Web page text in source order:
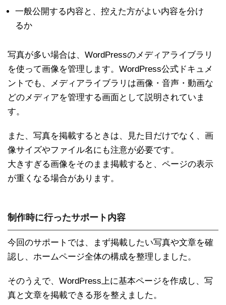
一般公開する内容と、控えた方がよい内容を分け
るか
写真が多い場合は、WordPressのメディアライブラリ
を使って画像を管理します。WordPress公式ドキュメ
ントでも、メディアライブラリは画像・音声・動画な
どのメディアを管理する画面として説明されていま
す。
また、写真を掲載するときは、見た目だけでなく、画
像サイズやファイル名にも注意が必要です。
大きすぎる画像をそのまま掲載すると、ページの表示
が重くなる場合があります。
制作時に行ったサポート内容
今回のサポートでは、まず掲載したい写真や文章を確
認し、ホームページ全体の構成を整理しました。
そのうえで、WordPress上に基本ページを作成し、写
真と文章を掲載できる形を整えました。